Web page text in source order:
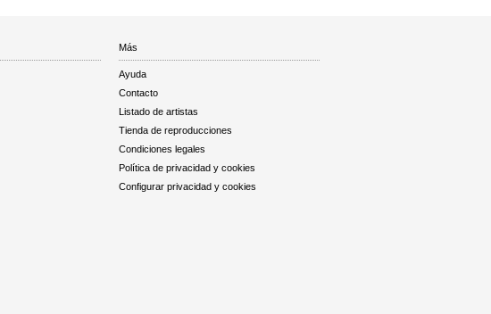
Más
Ayuda
Contacto
Listado de artistas
Tienda de reproducciones
Condiciones legales
Política de privacidad y cookies
Configurar privacidad y cookies